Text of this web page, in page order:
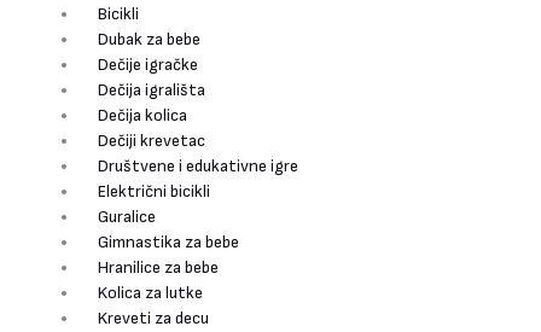
Bicikli
Dubak za bebe
Dečije igračke
Dečija igrališta
Dečija kolica
Dečiji krevetac
Društvene i edukativne igre
Električni bicikli
Guralice
Gimnastika za bebe
Hranilice za bebe
Kolica za lutke
Kreveti za decu